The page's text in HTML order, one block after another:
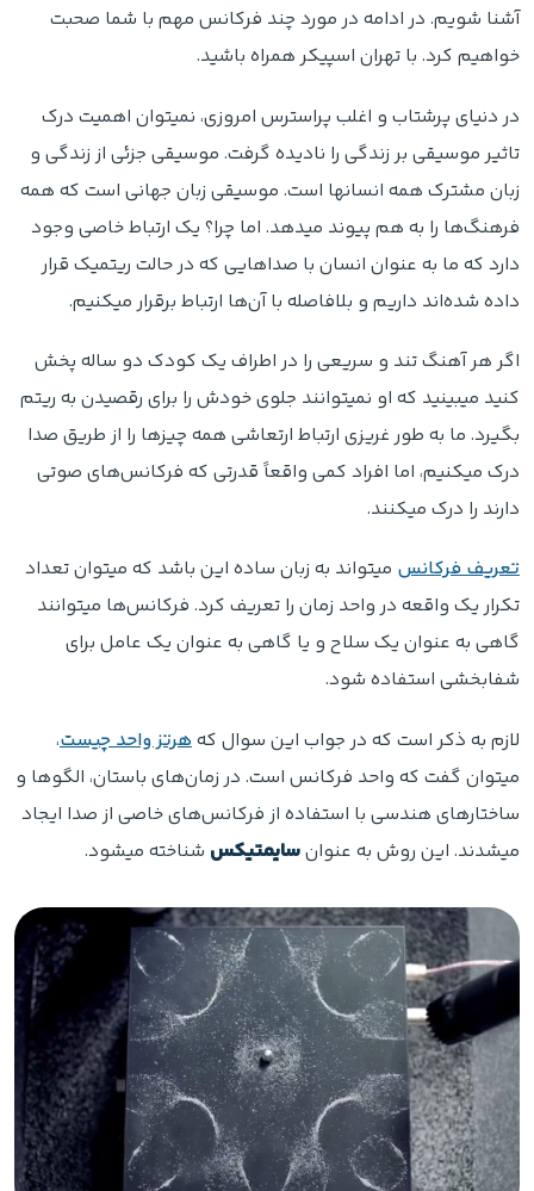
آشنا شویم. در ادامه در مورد چند فرکانس مهم با شما صحبت
خواهیم کرد. با تهران اسپیکر همراه باشید.
در دنیای پرشتاب و اغلب پراسترس امروزی، نمیتوان اهمیت درک
تاثیر موسیقی بر زندگی را نادیده گرفت. موسیقی جزئی از زندگی و
زبان مشترک همه انسانها است. موسیقی زبان جهانی است که همه
فرهنگ‌ها را به هم پیوند میدهد. اما چرا؟ یک ارتباط خاصی وجود
دارد که ما به عنوان انسان‌ با صداهایی که در حالت ریتمیک قرار
داده شده‌اند داریم و بلافاصله با آن‌ها ارتباط برقرار میکنیم.
اگر هر آهنگ تند و سریعی را در اطراف یک کودک دو ساله پخش
کنید میبینید که او نمیتوانند جلوی خودش را برای رقصیدن به ریتم
بگیرد. ما به طور غریزی ارتباط ارتعاشی همه چیزها را از طریق صدا
درک میکنیم، اما افراد کمی واقعاً قدرتی که فرکانس‌های صوتی
دارند را درک میکنند.
تعریف فرکانس میتواند به زبان ساده این باشد که میتوان تعداد
تکرار یک واقعه در واحد زمان را تعریف کرد. فرکانس‌ها میتوانند
گاهی به عنوان یک سلاح و یا گاهی به عنوان یک عامل برای
شفابخشی استفاده شود.
لازم به ذکر است که در جواب این سوال کههرتز واحد چیست،
میتوان گفت که واحد فرکانس است. در زمان‌های باستان، الگوها و
ساختارهای هندسی با استفاده از فرکانس‌های خاصی از صدا ایجاد
میشدند. این روش به عنوانسایمتیکس شناخته میشود.